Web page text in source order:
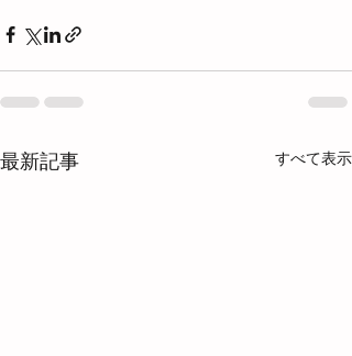
最新記事 すべて表示